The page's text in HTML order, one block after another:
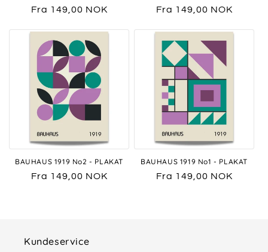
Vanlig
Fra 149,00 NOK
Vanlig
Fra 149,00 NOK
BAUHAUS 1919 No2 - PLAKAT
Vanlig
Fra 149,00 NOK
BAUHAUS 1919 No1 - PLAKAT
Vanlig
Fra 149,00 NOK
Kundeservice